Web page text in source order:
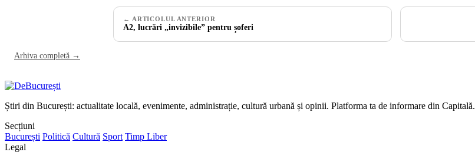
← ARTICOLUL ANTERIOR
A2, lucrări „invizibile” pentru șoferi
Arhiva completă →
Știri din București: actualitate locală, evenimente, administrație, cultură urbană și opinii. Platforma ta de informare din Capitală.
Secțiuni
București Politică Cultură Sport Timp Liber
Legal